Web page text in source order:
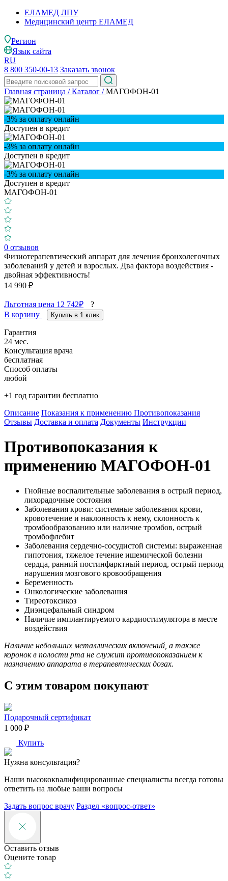
ЕЛАМЕД ЛПУ
Медицинский центр ЕЛАМЕД
Регион
Язык сайта
RU
8 800 350-00-13 Заказать звонок
Главная страница /Каталог /МАГОФОН-01
-3% за оплату онлайн
Доступен в кредит
-3% за оплату онлайн
Доступен в кредит
-3% за оплату онлайн
Доступен в кредит
МАГОФОН-01
0 отзывов
Физиотерапевтический аппарат для лечения бронхолегочных
заболеваний у детей и взрослых. Два фактора воздействия -
двойная эффективность!
14 990 ₽
Льготная цена 12 742₽
?
В корзину
Купить в 1 клик
Гарантия
24 мес.
Консультация врача
бесплатная
Способ оплаты
любой
+1 год гарантии бесплатно
Описание Показания к применению Противопоказания
Отзывы Доставка и оплата Документы Инструкции
Противопоказания к
применению МАГОФОН-01
Гнойные воспалительные заболевания в острый период,
лихорадочные состояния
Заболевания крови: системные заболевания крови,
кровотечение и наклонность к нему, склонность к
тромбообразованию или наличие тромбов, острый
тромбофлебит
Заболевания сердечно-сосудистой системы: выраженная
гипотония, тяжелое течение ишемической болезни
сердца, ранний постинфарктный период, острый период
нарушения мозгового кровообращения
Беременность
Онкологические заболевания
Тиреотоксикоз
Диэнцефальный синдром
Наличие имплантируемого кардиостимулятора в месте
воздействия
Наличие небольших металлических включений, а также
коронок в полости рта не служит противопоказанием к
назначению аппарата в терапевтических дозах.
С этим товаром покупают
Подарочный сертификат
1 000 ₽
Купить
Нужна консультация?
Наши высококвалифицированные специалисты всегда готовы
ответить на любые ваши вопросы
Задать вопрос врачу Раздел «вопрос-ответ»
Оставить отзыв
Оцените товар